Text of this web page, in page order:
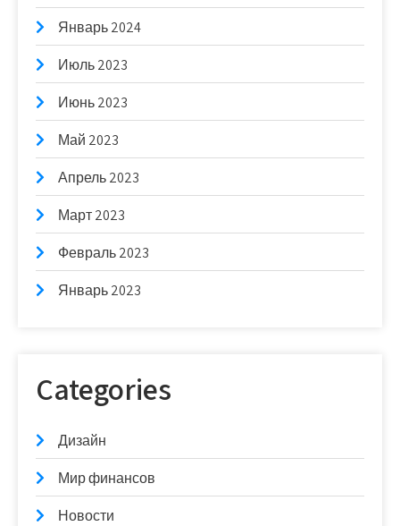
Январь 2024
Июль 2023
Июнь 2023
Май 2023
Апрель 2023
Март 2023
Февраль 2023
Январь 2023
Categories
Дизайн
Мир финансов
Новости